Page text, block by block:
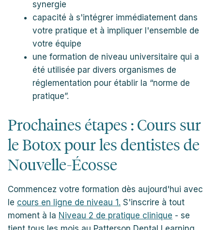
synergie
capacité à s'intégrer immédiatement dans
votre pratique et à impliquer l'ensemble de
votre équipe
une formation de niveau universitaire qui a
été utilisée par divers organismes de
réglementation pour établir la “norme de
pratique”.
Prochaines étapes : Cours sur
le Botox pour les dentistes de
Nouvelle-Écosse
Commencez votre formation dès aujourd'hui avec
le cours en ligne de niveau 1. S'inscrire à tout
moment à la Niveau 2 de pratique clinique - se